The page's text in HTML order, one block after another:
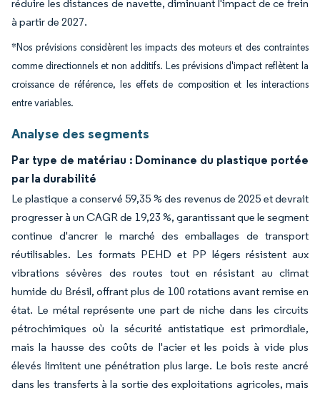
réduire les distances de navette, diminuant l'impact de ce frein
à partir de 2027.
*Nos prévisions considèrent les impacts des moteurs et des contraintes
comme directionnels et non additifs. Les prévisions d'impact reflètent la
croissance de référence, les effets de composition et les interactions
entre variables.
Analyse des segments
Par type de matériau : Dominance du plastique portée
par la durabilité
Le plastique a conservé 59,35 % des revenus de 2025 et devrait
progresser à un CAGR de 19,23 %, garantissant que le segment
continue d'ancrer le marché des emballages de transport
réutilisables. Les formats PEHD et PP légers résistent aux
vibrations sévères des routes tout en résistant au climat
humide du Brésil, offrant plus de 100 rotations avant remise en
état. Le métal représente une part de niche dans les circuits
pétrochimiques où la sécurité antistatique est primordiale,
mais la hausse des coûts de l'acier et les poids à vide plus
élevés limitent une pénétration plus large. Le bois reste ancré
dans les transferts à la sortie des exploitations agricoles, mais